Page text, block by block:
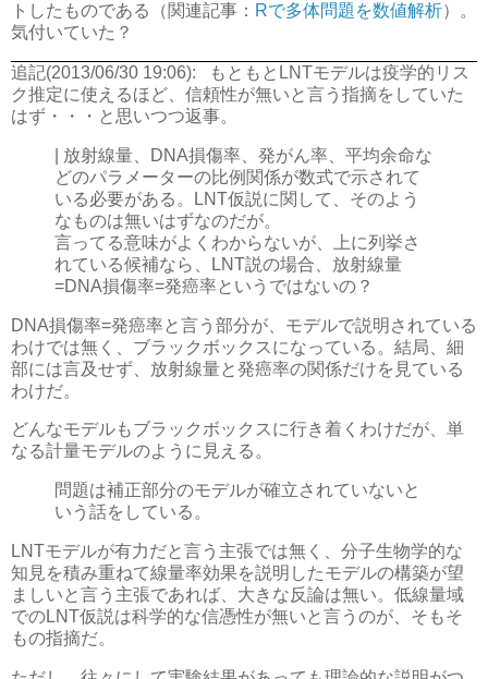
トしたものである（関連記事： Rで多体問題を数値解析）。
気付いていた？
追記(2013/06/30 19:06):
もともとLNTモデルは疫学的リス
ク推定に使えるほど、信頼性が無いと言う指摘をしていた
はず・・・と思いつつ返事。
| 放射線量、DNA損傷率、発がん率、平均余命な
どのパラメーターの比例関係が数式で示されて
いる必要がある。LNT仮説に関して、そのよう
なものは無いはずなのだが。
言ってる意味がよくわからないが、上に列挙さ
れている候補なら、LNT説の場合、放射線量
=DNA損傷率=発癌率というではないの？
DNA損傷率=発癌率と言う部分が、モデルで説明されている
わけでは無く、ブラックボックスになっている。結局、細
部には言及せず、放射線量と発癌率の関係だけを見ている
わけだ。
どんなモデルもブラックボックスに行き着くわけだが、単
なる計量モデルのように見える。
問題は補正部分のモデルが確立されていないと
いう話をしている。
LNTモデルが有力だと言う主張では無く、分子生物学的な
知見を積み重ねて線量率効果を説明したモデルの構築が望
ましいと言う主張であれば、大きな反論は無い。低線量域
でのLNT仮説は科学的な信憑性が無いと言うのが、そもそ
もの指摘だ。